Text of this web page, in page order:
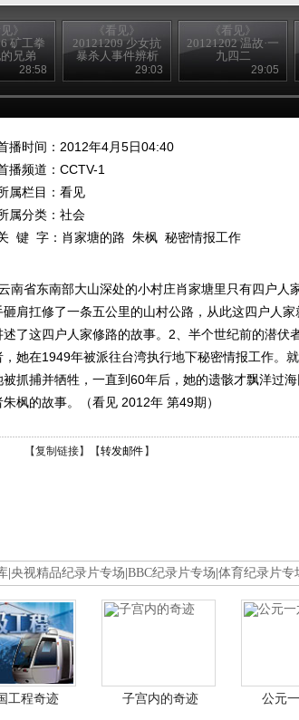
》
矿工拳
兄弟
28:58
《看见》
20121209 少女抗
暴杀人事件辨析
29:03
《看见》
20121202 温故·一
九四二
29:05
播时间：2012年4月5日04:40
播频道： CCTV-1
属栏目： 看见
属分类：社会
键 字： 肖家塘的路 朱枫 秘密情报工作
南省东南部大山深处的小村庄肖家塘里只有四户人
肩扛修了一条五公里的山村公路，从此这四户人
了这四户人家修路的故事。2、半个世纪前的潜伏
她在1949年被派往台湾执行地下秘密情报工作。
抓捕并牺牲，一直到60年后，她的遗骸才飘洋过海
枫的故事。（看见 2012年 第49期）
【复制链接】【转发邮件 】
央视精品纪录片专场 BBC纪录片专场 体育纪录片专
工程奇迹 子宫内的奇迹 公元